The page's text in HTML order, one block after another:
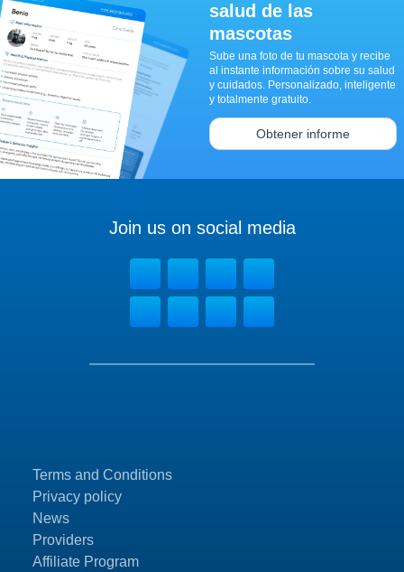
salud de las
mascotas
Sube una foto de tu mascota y recibe
al instante información sobre su salud
y cuidados. Personalizado, inteligente
y totalmente gratuito.
Obtener informe
Terms and Conditions
Privacy policy
News
Providers
Affiliate Program
Join us on social media